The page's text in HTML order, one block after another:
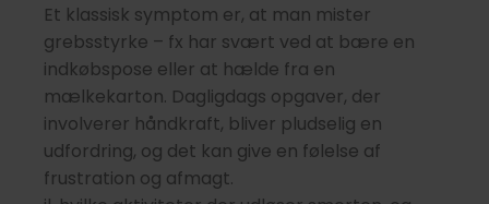
Et klassisk symptom er, at man mister
grebsstyrke – fx har svært ved at bære en
indkøbspose eller at hælde fra en
mælkekarton. Dagligdags opgaver, der
involverer håndkraft, bliver pludselig en
udfordring, og det kan give en følelse af
frustration og afmagt.